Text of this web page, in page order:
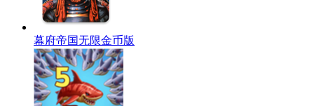
幕府帝国无限金币版